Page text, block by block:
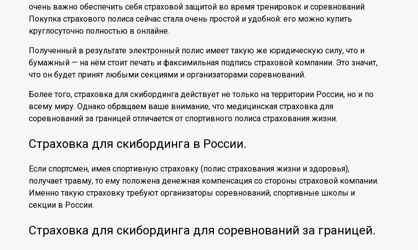
очень важно обеспечить себя страховой защитой во время тренировок и соревнований.
Покупка страхового полиса сейчас стала очень простой и удобной: его можно купить
круглосуточно полностью в онлайне.
Полученный в результате электронный полис имеет такую же юридическую силу, что и
бумажный — на нём стоит печать и факсимильная подпись страховой компании. Это значит,
что он будет принят любыми секциями и организаторами соревнований.
Более того, страховка для скибординга действует не только на территории России, но и по
всему миру. Однако обращаем ваше внимание, что медицинская страховка для
соревнований за границей отличается от спортивного полиса страхования жизни.
Страховка для скибординга в России.
Если спортсмен, имея спортивную страховку (полис страхования жизни и здоровья),
получает травму, то ему положена денежная компенсация со стороны страховой компании.
Именно такую страховку требуют организаторы соревнований, спортивные школы и
секции в России.
Страховка для скибординга для соревнований за границей.